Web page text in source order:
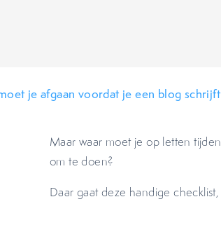
je afgaan voordat je een blog
Maar waar moet je op letten
om te doen?
Daar gaat deze handige